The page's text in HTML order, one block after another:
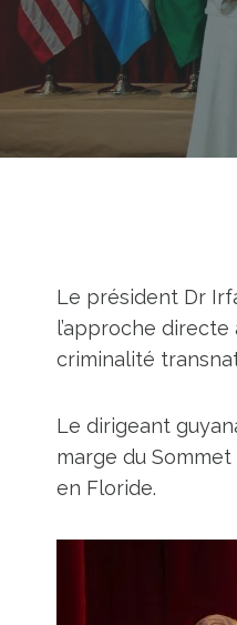
Le président Dr
l’approche
criminalité
Le dirigeant
marge du
en Floride.